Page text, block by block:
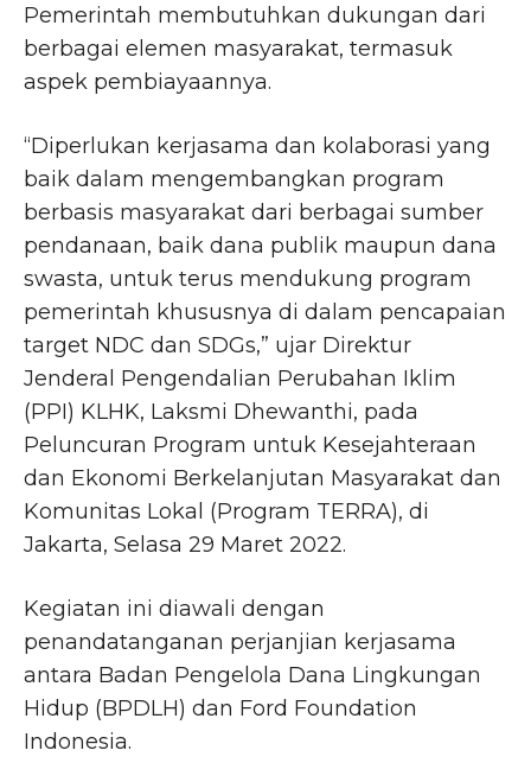
Pemerintah membutuhkan dukungan dari
berbagai elemen masyarakat, termasuk
aspek pembiayaannya.
“Diperlukan kerjasama dan kolaborasi yang
baik dalam mengembangkan program
berbasis masyarakat dari berbagai sumber
pendanaan, baik dana publik maupun dana
swasta, untuk terus mendukung program
pemerintah khususnya di dalam pencapaian
target NDC dan SDGs,” ujar Direktur
Jenderal Pengendalian Perubahan Iklim
(PPI) KLHK, Laksmi Dhewanthi, pada
Peluncuran Program untuk Kesejahteraan
dan Ekonomi Berkelanjutan Masyarakat dan
Komunitas Lokal (Program TERRA), di
Jakarta, Selasa 29 Maret 2022.
Kegiatan ini diawali dengan
penandatanganan perjanjian kerjasama
antara Badan Pengelola Dana Lingkungan
Hidup (BPDLH) dan Ford Foundation
Indonesia.